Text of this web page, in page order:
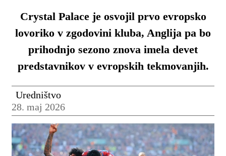
Crystal Palace je osvojil prvo evropsko
lovoriko v zgodovini kluba, Anglija pa bo
prihodnjo sezono znova imela devet
predstavnikov v evropskih tekmovanjih.
Uredništvo
28. maj 2026